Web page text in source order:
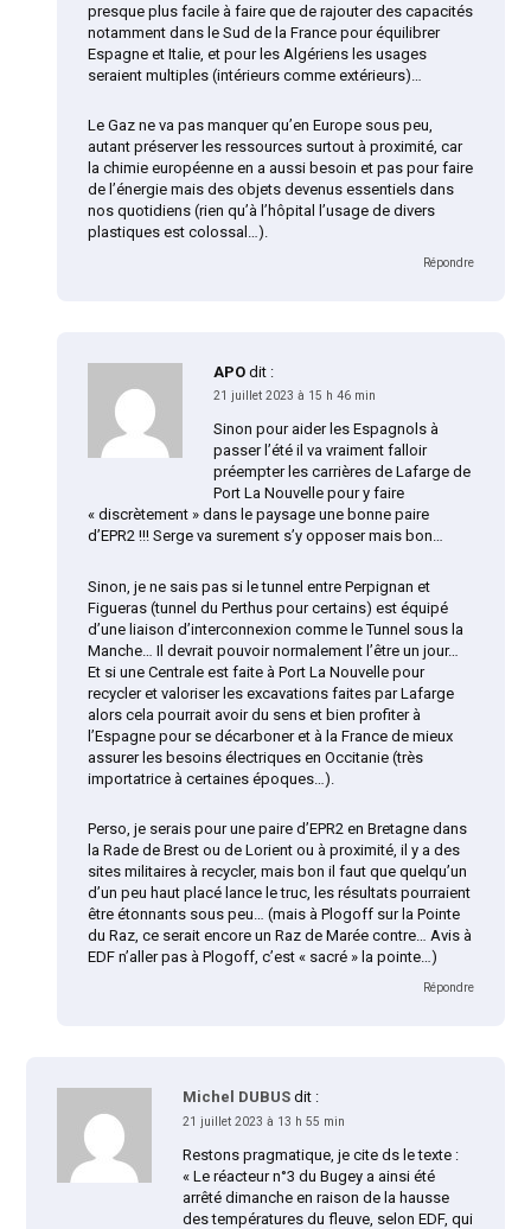
presque plus facile à faire que de rajouter des capacités
notamment dans le Sud de la France pour équilibrer
Espagne et Italie, et pour les Algériens les usages
seraient multiples (intérieurs comme extérieurs)…
Le Gaz ne va pas manquer qu’en Europe sous peu,
autant préserver les ressources surtout à proximité, car
la chimie européenne en a aussi besoin et pas pour faire
de l’énergie mais des objets devenus essentiels dans
nos quotidiens (rien qu’à l’hôpital l’usage de divers
plastiques est colossal…).
Répondre
APO dit :
21 juillet 2023 à 15 h 46 min
Sinon pour aider les Espagnols à
passer l’été il va vraiment falloir
préempter les carrières de Lafarge de
Port La Nouvelle pour y faire
« discrètement » dans le paysage une bonne paire
d’EPR2 !!! Serge va surement s’y opposer mais bon…
Sinon, je ne sais pas si le tunnel entre Perpignan et
Figueras (tunnel du Perthus pour certains) est équipé
d’une liaison d’interconnexion comme le Tunnel sous la
Manche… Il devrait pouvoir normalement l’être un jour…
Et si une Centrale est faite à Port La Nouvelle pour
recycler et valoriser les excavations faites par Lafarge
alors cela pourrait avoir du sens et bien profiter à
l’Espagne pour se décarboner et à la France de mieux
assurer les besoins électriques en Occitanie (très
importatrice à certaines époques…).
Perso, je serais pour une paire d’EPR2 en Bretagne dans
la Rade de Brest ou de Lorient ou à proximité, il y a des
sites militaires à recycler, mais bon il faut que quelqu’un
d’un peu haut placé lance le truc, les résultats pourraient
être étonnants sous peu… (mais à Plogoff sur la Pointe
du Raz, ce serait encore un Raz de Marée contre… Avis à
EDF n’aller pas à Plogoff, c’est « sacré » la pointe…)
Répondre
Michel DUBUS dit :
21 juillet 2023 à 13 h 55 min
Restons pragmatique, je cite ds le texte :
« Le réacteur n°3 du Bugey a ainsi été
arrêté dimanche en raison de la hausse
des températures du fleuve, selon EDF, qui